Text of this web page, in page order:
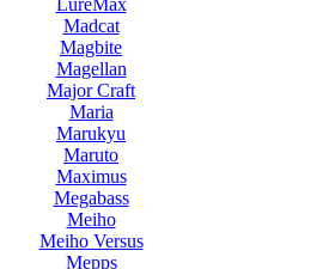
LureMax
Madcat
Magbite
Magellan
Major Craft
Maria
Marukyu
Maruto
Maximus
Megabass
Meiho
Meiho Versus
Mepps